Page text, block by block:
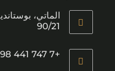
الماتي،
90/21
+7 747 441 98 58